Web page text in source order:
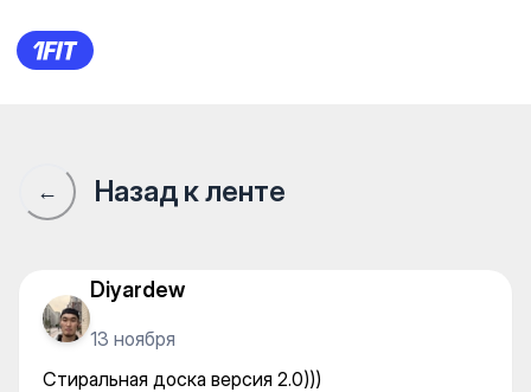
Стиральная доска версия
← Назад к ленте
Diyardew
13 ноября
Стиральная доска версия 2.0)))